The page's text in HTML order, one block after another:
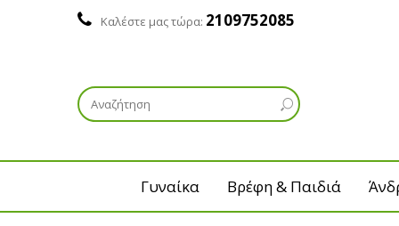
Καλέστε μας τώρα: 2109752085
Γυναίκα Βρέφη & Παιδιά